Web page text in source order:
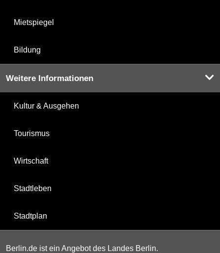
Mietspiegel
Bildung
Weitere Informationen
Kultur & Ausgehen
Tourismus
Wirtschaft
Stadtleben
Stadtplan
Berlin.de ist ein Angebot des Landes Berlin.